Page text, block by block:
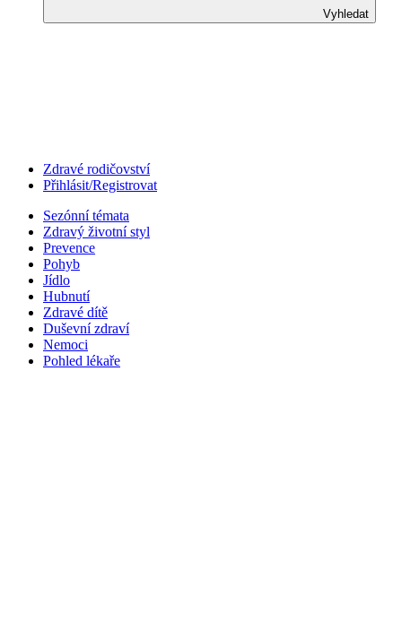
Vyhledat
Zdravé rodičovství
Přihlásit/Registrovat
Sezónní témata
Zdravý životní styl
Prevence
Pohyb
Jídlo
Hubnutí
Zdravé dítě
Duševní zdraví
Nemoci
Pohled lékaře